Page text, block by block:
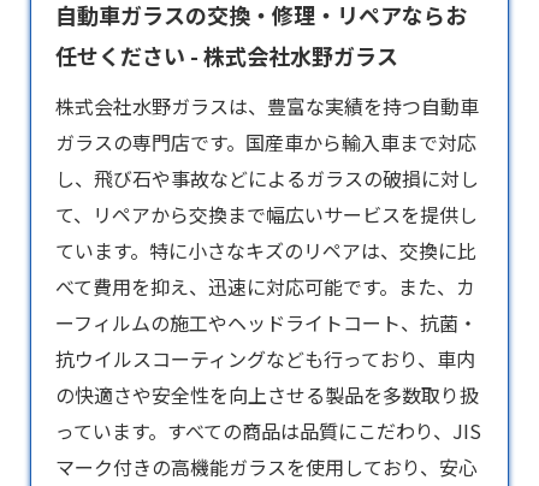
自動車ガラスの交換・修理・リペアならお
任せください - 株式会社水野ガラス
株式会社水野ガラスは、豊富な実績を持つ自動車
ガラスの専門店です。国産車から輸入車まで対応
し、飛び石や事故などによるガラスの破損に対し
て、リペアから交換まで幅広いサービスを提供し
ています。特に小さなキズのリペアは、交換に比
べて費用を抑え、迅速に対応可能です。また、カ
ーフィルムの施工やヘッドライトコート、抗菌・
抗ウイルスコーティングなども行っており、車内
の快適さや安全性を向上させる製品を多数取り扱
っています。すべての商品は品質にこだわり、JIS
マーク付きの高機能ガラスを使用しており、安心